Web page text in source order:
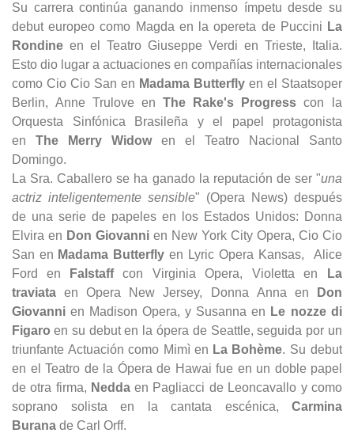
Su carrera continúa ganando inmenso ímpetu desde su
debut europeo como Magda en la opereta de Puccini La
Rondine en el Teatro Giuseppe Verdi en Trieste, Italia.
Esto dio lugar a actuaciones en compañías internacionales
como Cio Cio San en Madama Butterfly en el Staatsoper
Berlin, Anne Trulove en The Rake's Progress con la
Orquesta Sinfónica Brasileña y el papel protagonista
en The Merry Widow en el Teatro Nacional Santo
Domingo.
La Sra. Caballero se ha ganado la reputación de ser "una
actriz inteligentemente sensible" (Opera News) después
de una serie de papeles en los Estados Unidos: Donna
Elvira en Don Giovanni en New York City Opera, Cio Cio
San en Madama Butterfly en Lyric Opera Kansas, Alice
Ford en
Falstaff con Virginia Opera, Violetta en
La
traviata en Opera New Jersey, Donna Anna en
Don
Giovanni en Madison Opera, y Susanna en Le nozze di
Figaro en su debut en la ópera de Seattle, seguida por un
triunfante Actuación como Mimì en La Bohème. Su debut
en el Teatro de la Ópera de Hawai fue en un doble papel
de otra firma, Nedda en Pagliacci de Leoncavallo y como
soprano solista en la cantata escénica, Carmina
Burana de Carl Orff.